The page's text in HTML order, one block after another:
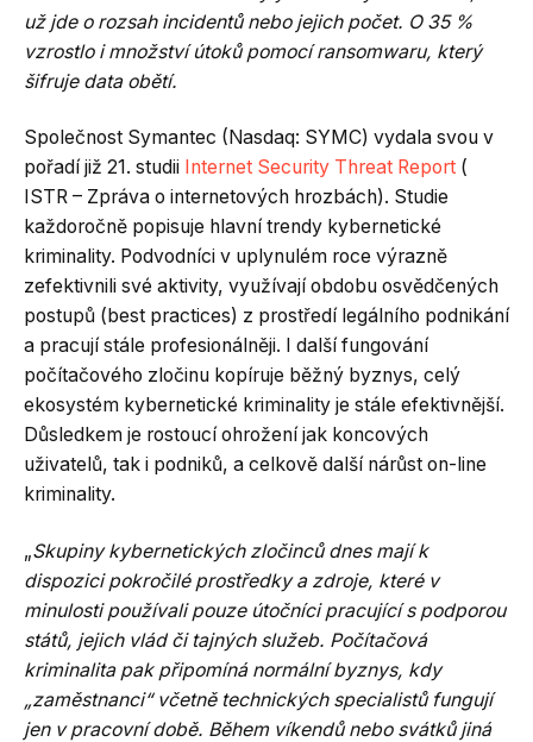
už jde o rozsah incidentů nebo jejich počet. O 35 %
vzrostlo i množství útoků pomocí ransomwaru, který
šifruje data obětí.
Společnost Symantec (Nasdaq: SYMC) vydala svou v
pořadí již 21. studii Internet Security Threat Report (
ISTR – Zpráva o internetových hrozbách). Studie
každoročně popisuje hlavní trendy kybernetické
kriminality. Podvodníci v uplynulém roce výrazně
zefektivnili své aktivity, využívají obdobu osvědčených
postupů (best practices) z prostředí legálního podnikání
a pracují stále profesionálněji. I další fungování
počítačového zločinu kopíruje běžný byznys, celý
ekosystém kybernetické kriminality je stále efektivnější.
Důsledkem je rostoucí ohrožení jak koncových
uživatelů, tak i podniků, a celkově další nárůst on-line
kriminality.
„Skupiny kybernetických zločinců dnes mají k
dispozici pokročilé prostředky a zdroje, které v
minulosti používali pouze útočníci pracující s podporou
států, jejich vlád či tajných služeb. Počítačová
kriminalita pak připomíná normální byznys, kdy
„zaměstnanci“ včetně technických specialistů fungují
jen v pracovní době. Během víkendů nebo svátků jiná